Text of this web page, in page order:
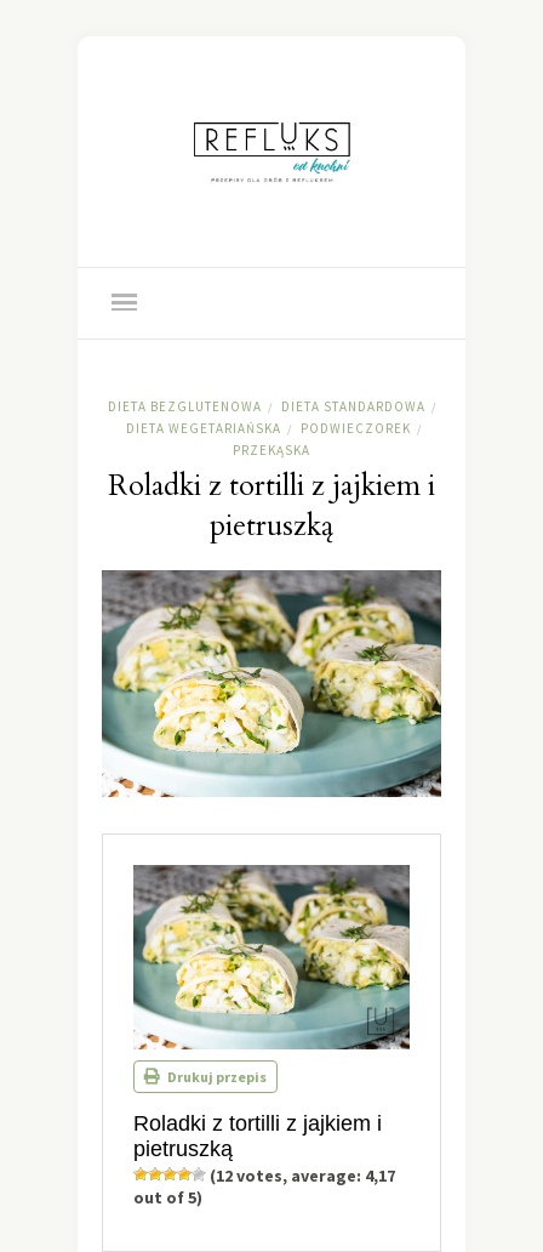
DIETA BEZGLUTENOWA / DIETA STANDARDOWA /
DIETA WEGETARIAŃSKA / PODWIECZOREK /
PRZEKĄSKA
Roladki z tortilli z jajkiem i
pietruszką
Drukuj przepis
Roladki z tortilli z jajkiem i
pietruszką
(12votes, average: 4,17
out of 5)